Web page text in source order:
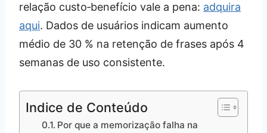
relação custo‑benefício vale a pena: adquira
aqui. Dados de usuários indicam aumento
médio de 30 % na retenção de frases após 4
semanas de uso consistente.
Indice de Conteúdo
Por que a memorização falha na